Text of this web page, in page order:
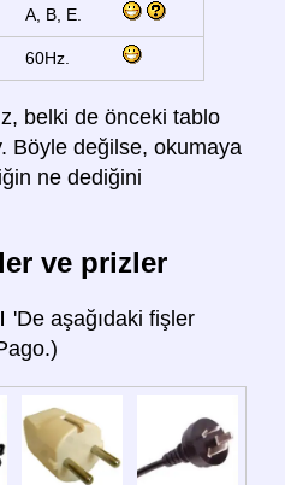
A, B, E.
60Hz.
belki de önceki tablo
Böyle değilse, okumaya
ne dediğini
ve prizler
'De aşağıdaki fişler